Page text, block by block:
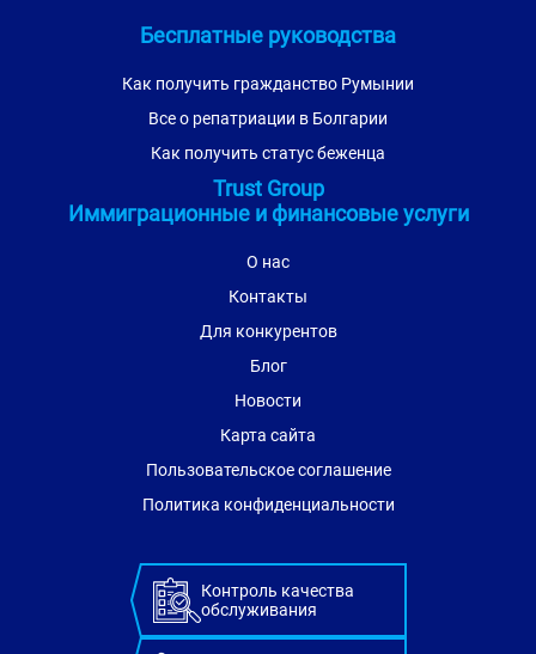
Бесплатные руководства
Как получить гражданство Румынии
Все о репатриации в Болгарии
Как получить статус беженца
Trust Group
Иммиграционные и финансовые услуги
О нас
Контакты
Для конкурентов
Блог
Новости
Карта сайта
Пользовательское соглашение
Политика конфиденциальности
Контроль качества
обслуживания